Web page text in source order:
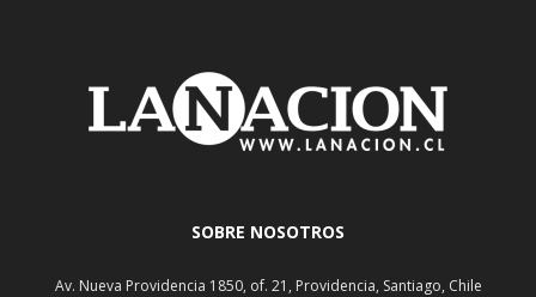
SOBRE NOSOTROS
Av. Nueva Providencia 1850, of. 21, Providencia, Santiago, Chile